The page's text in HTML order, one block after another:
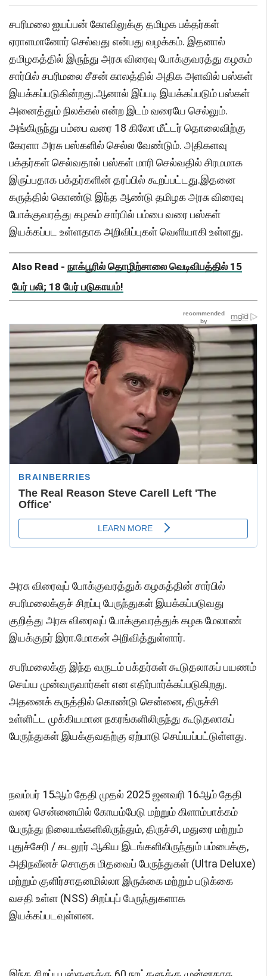
சபரிமலை ஐயப்பன் கோவிலுக்கு தமிழக பக்தர்கள்
ஏராளமானோர் செல்வது என்பது வழக்கம். இதனால்
தமிழகத்தில் இருந்து அரசு விரைவு போக்குவரத்து கழகம்
சார்பில் சபரிமலை சீசன் காலத்தில் அதிக அளவில் பஸ்கள்
இயக்கப்படுகின்றது.ஆனால் இப்படி இயக்கப்படும் பஸ்கள்
அனைத்தும் நிலக்கல் என்ற இடம் வரையே செல்லும்.
அங்கிருந்து பம்பை வரை 18 கிலோ மீட்டர் தொலைவிற்கு
கேரளா அரசு பஸ்களில் செல்ல வேண்டும். அதிகளவு
பக்தர்கள் செல்வதால் பஸ்கள் மாரி செல்வதில் சிரமமாக
இருப்பதாக பக்தர்களின் தரப்பில் கூறப்பட்டது.இதனை
கருத்தில் கொண்டு இந்த ஆண்டு தமிழக அரசு விரைவு
போக்குவரத்து கழகம் சார்பில் பம்பை வரை பஸ்கள்
இயக்கப்பட உள்ளதாக அறிவிப்புகள் வெளியாகி உள்ளது.
Also Read - நாக்பூரில் தொழிற்சாலை வெடிவிபத்தில் 15
பேர் பலி; 18 பேர் படுகாயம்!
அரசு விரைவுப் போக்குவரத்துக் கழகத்தின் சார்பில்
சபரிமலைக்குச் சிறப்பு பேருந்துகள் இயக்கப்படுவது
குறித்து அரசு விரைவுப் போக்குவரத்துக் கழக மேலாண்
இயக்குநர் இரா.மோகன் அறிவித்துள்ளார்.
சபரிமலைக்கு இந்த வருடம் பக்தர்கள் கூடுதலாகப் பயணம்
செய்ய முன்வருவார்கள் என எதிர்பார்க்கப்படுகிறது.
அதனைக் கருத்தில் கொண்டு சென்னை, திருச்சி
உள்ளிட்ட முக்கியமான நகரங்களிலிருந்து கூடுதலாகப்
பேருந்துகள் இயக்குவதற்கு ஏற்பாடு செய்யப்பட்டுள்ளது.
நவம்பர் 15ஆம் தேதி முதல் 2025 ஜனவரி 16ஆம் தேதி
வரை சென்னையில் கோயம்பேடு மற்றும் கிளாம்பாக்கம்
பேருந்து நிலையங்களிலிருந்தும், திருச்சி, மதுரை மற்றும்
புதுச்சேரி / கடலூர் ஆகிய இடங்களிலிருந்தும் பம்பைக்கு,
அதிநவீனச் சொகுசு மிதவைப் பேருந்துகள் (Ultra Deluxe)
மற்றும் குளிர்சாதனமில்லா இருக்கை மற்றும் படுக்கை
வசதி உள்ள (NSS) சிறப்புப் பேருந்துகளாக
இயக்கப்படவுள்ளன.